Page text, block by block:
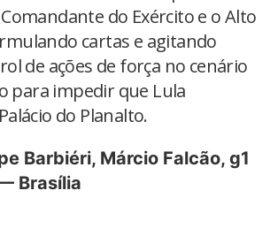
do Exército e o Alto
cartas e agitando
de ações de força no cenário
para impedir que Lula
do Planalto.
Barbiéri, Márcio Falcão, g1
Brasília